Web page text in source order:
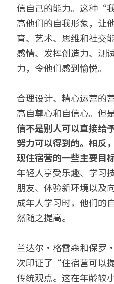
信自己的能力。这种“
高他们的自我形象，让
育、艺术、思维和社交
感情、发挥创造力、测
力，令他们感到愉悦。
合理设计、精心运营的
高自尊心和自信心。但
信不是别人可以直接给
努力可以得到的。相反，
现住宿营的一些主要目
年轻人享受乐趣、学习
朋友、体验新环境以及
成年人学习时，他们的
然随之提高。
兰达尔·格雷森和保罗
次印证了“住宿营可以
传统观点。这在年龄较